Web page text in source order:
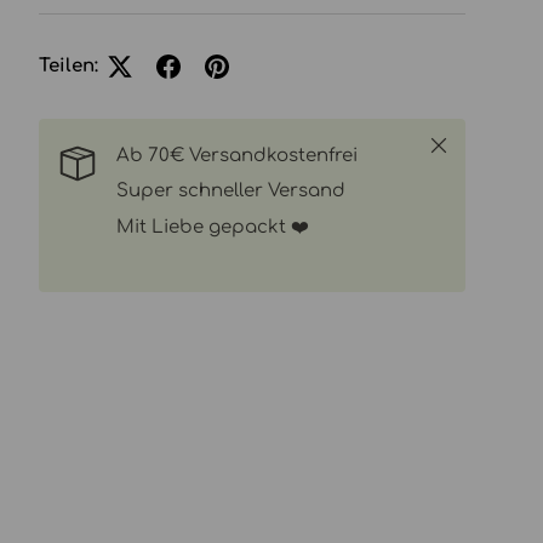
Teilen:
Ab 70€ Versandkostenfrei
Super schneller Versand
Mit Liebe gepackt ❤️
Schließen